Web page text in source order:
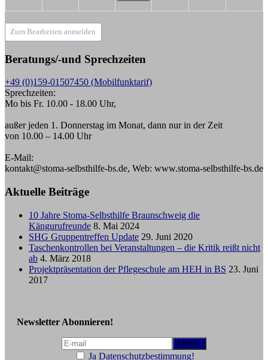
Zum Bearbeiten anmelden
Beratungs/-und Sprechzeiten
+49 (0)159-01507450 (Mobilfunktarif)
Sprechzeiten:
Mo bis Fr. 10.00 - 18.00 Uhr,
außer jeden 1. Donnerstag im Monat, dann nur in der Zeit
von 10.00 – 14.00 Uhr
E-Mail:
kontakt@stoma-selbsthilfe-bs.de, Web: www.stoma-selbsthilfe-bs.de
Aktuelle Beiträge
10 Jahre Stoma-Selbsthilfe Braunschweig die
Kängurufreunde 8. Mai 2024
SHG Gruppentreffen Update 29. Juni 2020
Taschenkontrollen bei Veranstaltungen – die Kritik reißt nicht
ab 4. März 2018
Projektpräsentation der Pflegeschule am HEH in BS 23. Juni
2017
Newsletter Abonnieren!
Ja Datenschutzbestimmung!